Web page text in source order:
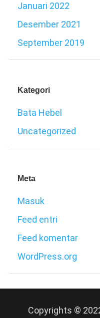
Januari 2022
Desember 2021
September 2019
Kategori
Bata Hebel
Uncategorized
Meta
Masuk
Feed entri
Feed komentar
WordPress.org
Copyrights ©